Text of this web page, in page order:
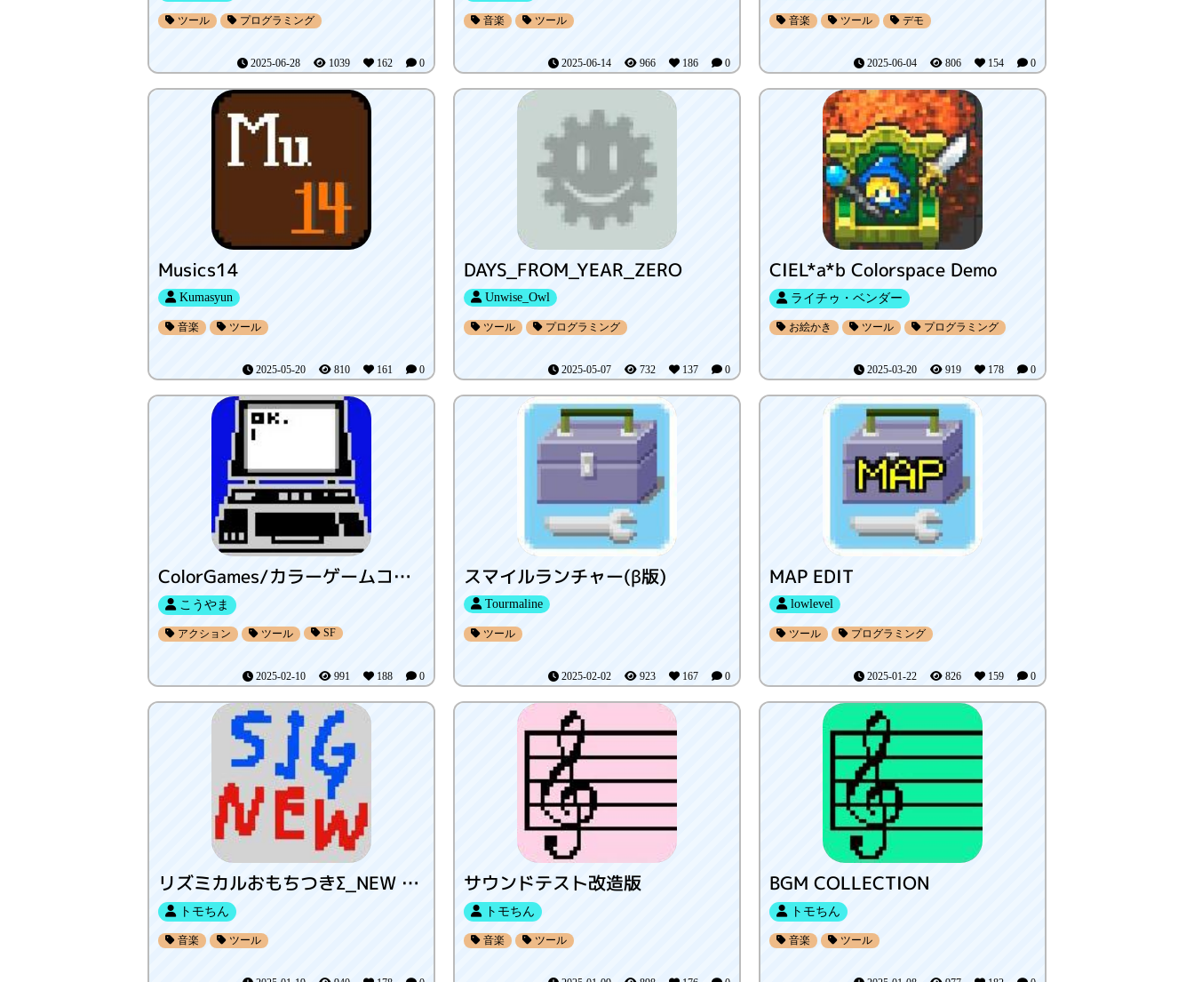
ツール プログラミング
2025-06-28 1039 162 0
音楽 ツール
2025-06-14 966 186 0
音楽 ツール デモ
2025-06-04 806 154 0
Musics14
Kumasyun
音楽 ツール
2025-05-20 810 161 0
DAYS_FROM_YEAR_ZERO
Unwise_Owl
ツール プログラミング
2025-05-07 732 137 0
CIEL*a*b Colorspace Demo
ライチゥ・ベンダー
お絵かき ツール プログラミング
2025-03-20 919 178 0
ColorGames/カラーゲームコレクション
こうやま
アクション ツール SF
2025-02-10 991 188 0
スマイルランチャー(β版)
Tourmaline
ツール
2025-02-02 923 167 0
MAP EDIT
lowlevel
ツール プログラミング
2025-01-22 826 159 0
リズミカルおもちつきΣ_NEW DATA
トモちん
音楽 ツール
サウンドテスト改造版
トモちん
音楽 ツール
BGM COLLECTION
トモちん
音楽 ツール